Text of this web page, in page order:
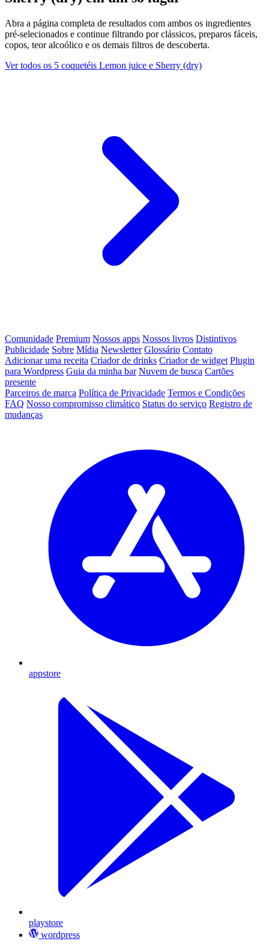
Abra a página completa de resultados com ambos os ingredientes
pré-selecionados e continue filtrando por clássicos, preparos fáceis,
copos, teor alcoólico e os demais filtros de descoberta.
Ver todos os 5 coquetéis Lemon juice e Sherry (dry)
Comunidade Premium Nossos apps Nossos livros Distintivos
Publicidade Sobre Mídia Newsletter Glossário Contato
Adicionar uma receita Criador de drinks Criador de widget Plugin
para Wordpress Guia da minha bar Nuvem de busca Cartões
presente
Parceiros de marca Política de Privacidade Termos e Condições
FAQ Nosso compromisso climático Status do serviço Registro de
mudanças
appstore
playstore
wordpress